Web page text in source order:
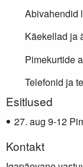
Abivahendid
Käekellad ja
Pimekurtide
Telefonid ja
Lisainfo
Esitlused
aug 9-12
Kontakt